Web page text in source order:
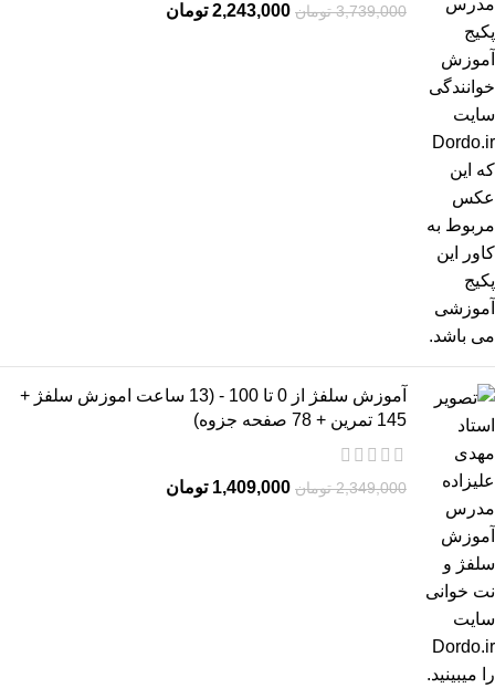
3,739,000 تومان 2,243,000 تومان
آموزش سلفژ از 0 تا 100 - (13 ساعت اموزش سلفژ +
145 تمرین + 78 صفحه جزوه)
2,349,000 تومان 1,409,000 تومان